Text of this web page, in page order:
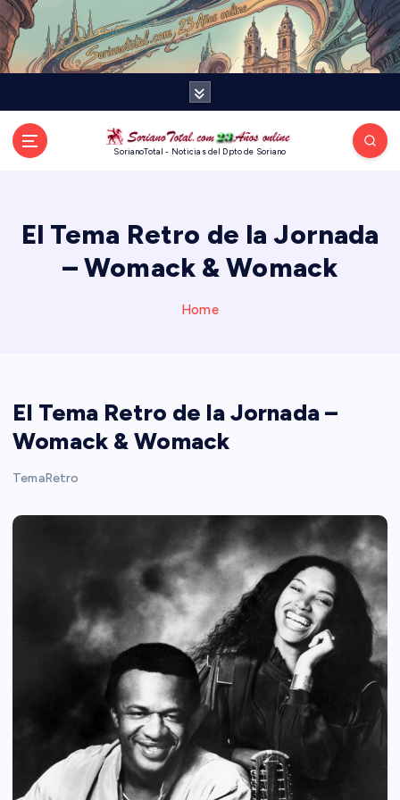
k
i
p
o
SorianoTotal - Noticias del Dpto de Soriano
El Tema Retro de la Jornada
– Womack & Womack
Home
El Tema Retro de la Jornada –
Womack & Womack
TemaRetro